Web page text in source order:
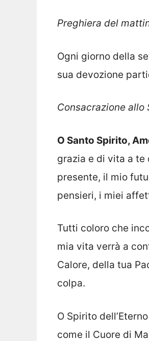
Preghiera del
Ogni giorno della
sua devozione
Consacrazione allo
O Santo Spirito,
grazia e di vita a te
presente, il mio
pensieri, i miei
Tutti coloro che
mia vita verrà a
Calore, della tua
colpa.
O Spirito
come il Cuore di